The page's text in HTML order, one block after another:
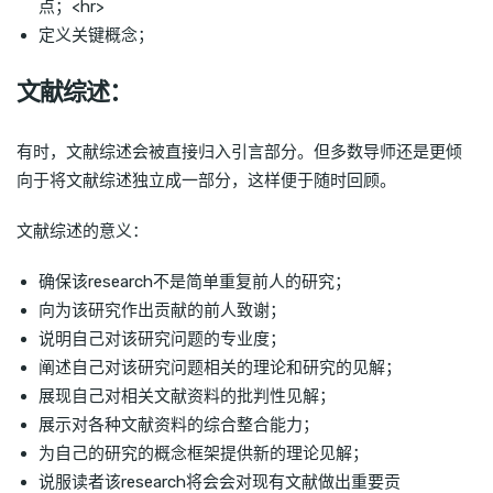
点；<hr>
定义关键概念；
文献综述：
有时，文献综述会被直接归入引言部分。但多数导师还是更倾
向于将文献综述独立成一部分，这样便于随时回顾。
文献综述的意义：
确保该research不是简单重复前人的研究；
向为该研究作出贡献的前人致谢；
说明自己对该研究问题的专业度；
阐述自己对该研究问题相关的理论和研究的见解；
展现自己对相关文献资料的批判性见解；
展示对各种文献资料的综合整合能力；
为自己的研究的概念框架提供新的理论见解；
说服读者该research将会会对现有文献做出重要贡